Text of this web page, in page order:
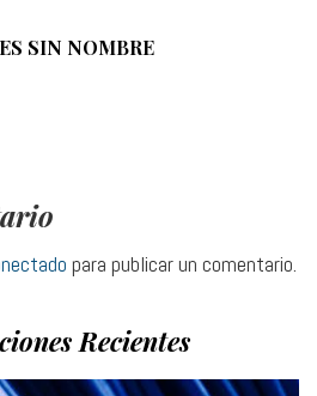
SIN NOMBRE
para publicar un comentario.
Recientes